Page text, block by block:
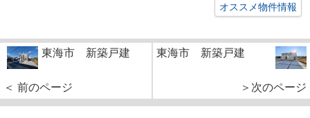
オススメ物件情報
東海市 新築戸建
＜ 前のページ
東海市 新築戸建
＞次のページ